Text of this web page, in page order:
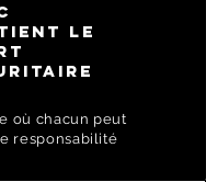
LE
où chacun peut
responsabilité